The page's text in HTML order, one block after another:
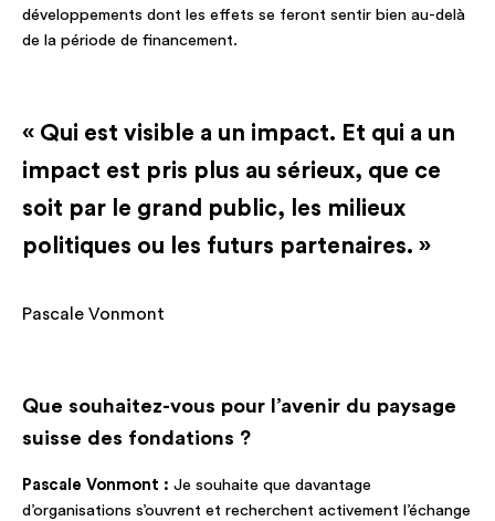
développements dont les effets se feront sentir bien au-delà
de la période de financement.
« Qui est visible a un impact. Et qui a un
impact est pris plus au sérieux, que ce
soit par le grand public, les milieux
politiques ou les futurs partenaires. »
Pascale Vonmont
Que souhaitez-vous pour l’avenir du paysage
suisse des fondations ?
Pascale Vonmont : Je souhaite que davantage
d’organisations s’ouvrent et recherchent activement l’échange